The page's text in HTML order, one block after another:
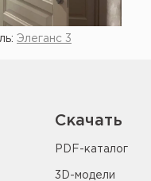
Элеганс 3
Скачать
PDF-каталог
3D-модели